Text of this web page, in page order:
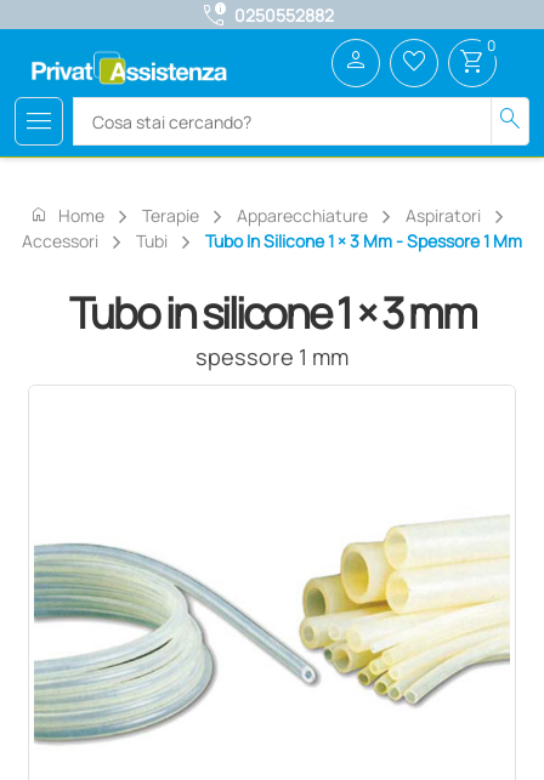
call_quality 0250552882
menu search
person favorite_border shopping_cart 0
home Home Terapie Apparecchiature
Aspiratori
Accessori
Tubi Tubo In Silicone 1 × 3 Mm - Spessore 1 Mm
Tubo in silicone 1 × 3 mm
spessore 1 mm